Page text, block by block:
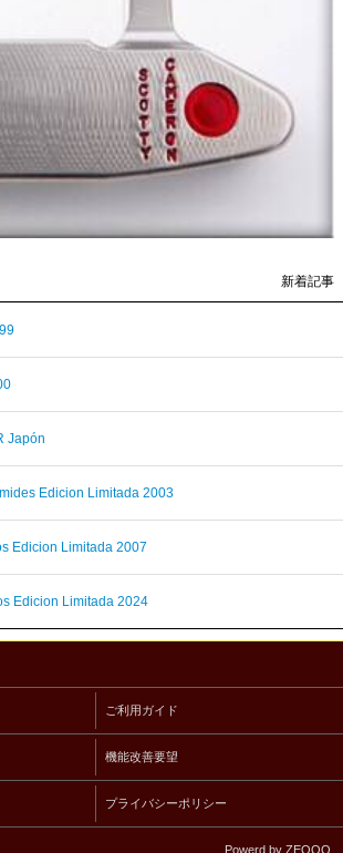
新着記事
Japón
Edicion Limitada 2003
Edicion Limitada 2007
Edicion Limitada 2024
ご利用ガイド
機能改善要望
プライバシーポリシー
Powerd by ZEQOO